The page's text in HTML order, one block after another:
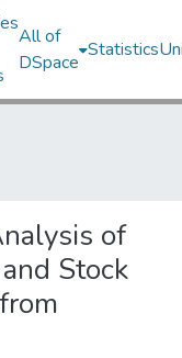
All of
DSpace
Statistics
of
Stock